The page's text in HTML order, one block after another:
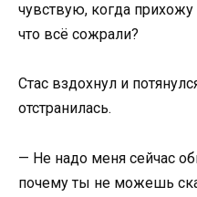
чувствую, когда
что всё сожрали?
Стас вздохнул и
отстранилась.
— Не надо меня сейчас
почему ты не можешь